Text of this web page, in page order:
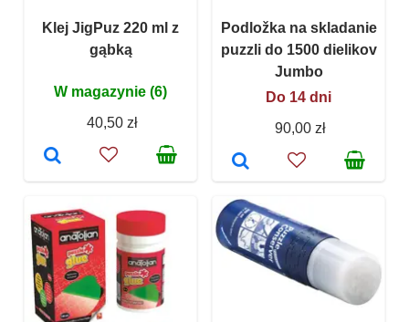
Klej JigPuz 220 ml z
gąbką
W magazynie (6)
40,50 zł
Podložka na skladanie
puzzli do 1500 dielikov
Jumbo
Do 14 dni
90,00 zł